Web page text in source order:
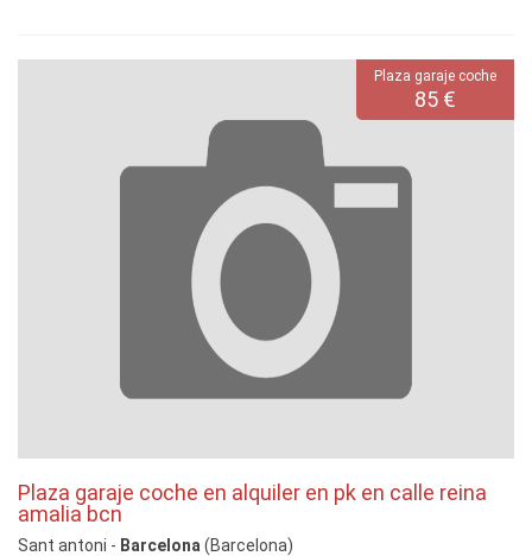
Plaza garaje coche
85 €
Plaza garaje coche en alquiler en pk en calle reina
amalia bcn
Sant antoni - Barcelona (Barcelona)